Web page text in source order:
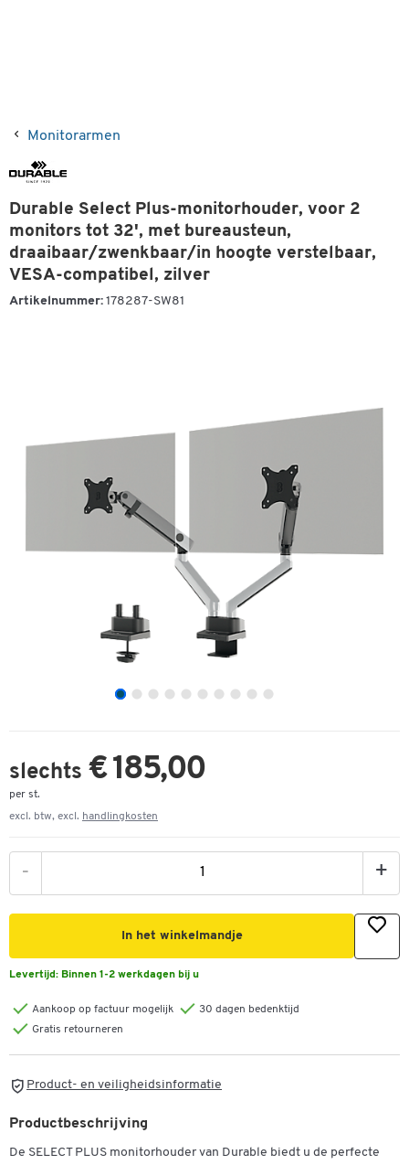
Monitorarmen
Durable Select Plus-monitorhouder, voor 2
monitors tot 32', met bureausteun,
draaibaar/zwenkbaar/in hoogte verstelbaar,
VESA-compatibel, zilver
Artikelnummer: 178287-SW81
slechts € 185,00
per st.
excl. btw, excl. handlingkosten
- +
In het winkelmandje
Levertijd: Binnen 1-2 werkdagen bij u
Aankoop op factuur mogelijk
30 dagen bedenktijd
Gratis retourneren
Product- en veiligheidsinformatie
Productbeschrijving
De SELECT PLUS monitorhouder van Durable biedt u de perfecte